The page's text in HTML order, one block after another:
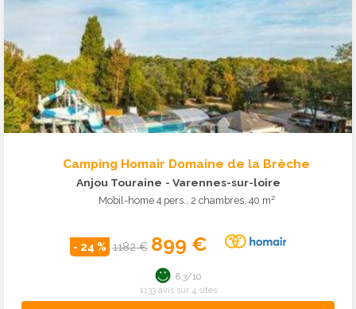
Camping Homair Domaine de la Brèche
Anjou Touraine - Varennes-sur-loire
Mobil-home 4 pers., 2 chambres, 40 m²
- 24 % 1182 € 899 €
8.3/10
1133 avis sur 4 sites